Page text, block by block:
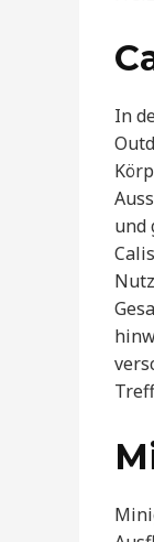
In
und